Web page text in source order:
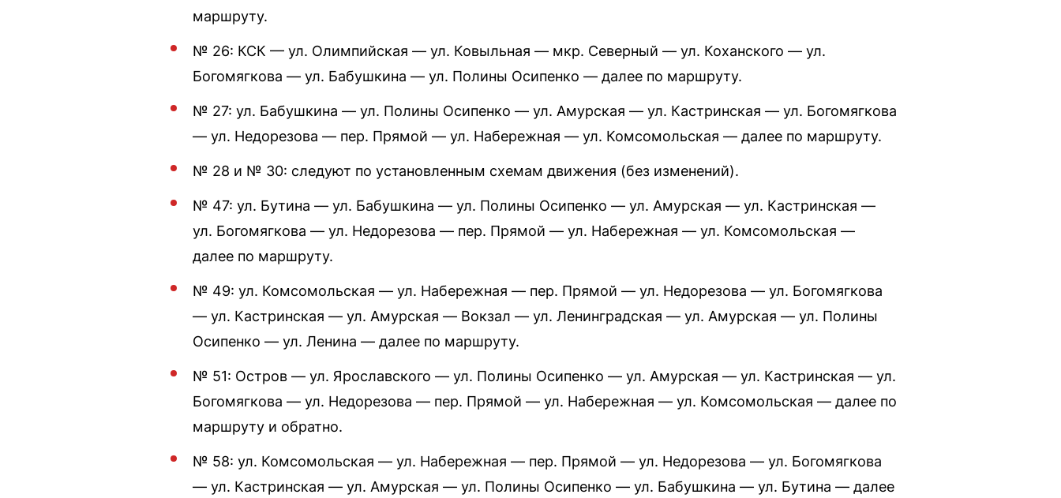
маршруту.
№ 26: КСК — ул. Олимпийская — ул. Ковыльная — мкр. Северный — ул. Коханского — ул.
Богомягкова — ул. Бабушкина — ул. Полины Осипенко — далее по маршруту.
№ 27: ул. Бабушкина — ул. Полины Осипенко — ул. Амурская — ул. Кастринская — ул. Богомягкова
— ул. Недорезова — пер. Прямой — ул. Набережная — ул. Комсомольская — далее по маршруту.
№ 28 и № 30: следуют по установленным схемам движения (без изменений).
№ 47: ул. Бутина — ул. Бабушкина — ул. Полины Осипенко — ул. Амурская — ул. Кастринская —
ул. Богомягкова — ул. Недорезова — пер. Прямой — ул. Набережная — ул. Комсомольская —
далее по маршруту.
№ 49: ул. Комсомольская — ул. Набережная — пер. Прямой — ул. Недорезова — ул. Богомягкова
— ул. Кастринская — ул. Амурская — Вокзал — ул. Ленинградская — ул. Амурская — ул. Полины
Осипенко — ул. Ленина — далее по маршруту.
№ 51: Остров — ул. Ярославского — ул. Полины Осипенко — ул. Амурская — ул. Кастринская — ул.
Богомягкова — ул. Недорезова — пер. Прямой — ул. Набережная — ул. Комсомольская — далее по
маршруту и обратно.
№ 58: ул. Комсомольская — ул. Набережная — пер. Прямой — ул. Недорезова — ул. Богомягкова
— ул. Кастринская — ул. Амурская — ул. Полины Осипенко — ул. Бабушкина — ул. Бутина — далее